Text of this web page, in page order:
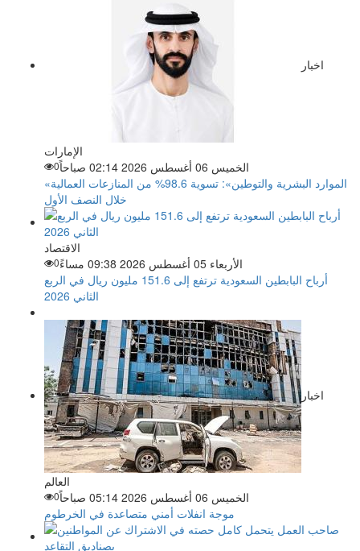
اخبار
الإمارات
الخميس 06 أغسطس 2026 02:14 صباحاً
0
«الموارد البشرية والتوطين»: تسوية 98.6% من المنازعات العمالية
خلال النصف الأول
الاقتصاد
الأربعاء 05 أغسطس 2026 09:38 مساءً
0
أرباح البابطين السعودية ترتفع إلى 151.6 مليون ريال في الربع
الثاني 2026
اخبار
العالم
الخميس 06 أغسطس 2026 05:14 صباحاً
0
موجة انفلات أمني متصاعدة في الخرطوم